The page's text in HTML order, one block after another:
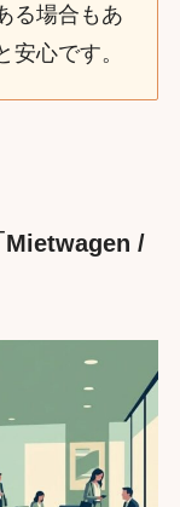
る場合もあ
安心です。
Mietwagen /